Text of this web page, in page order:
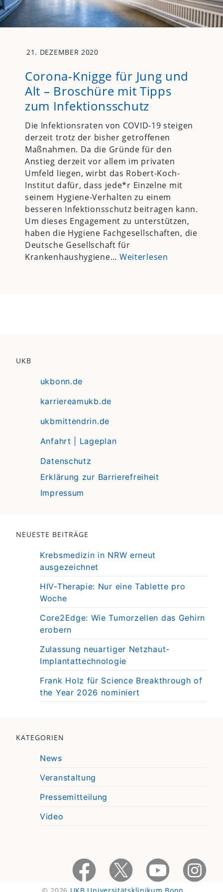
21. DEZEMBER 2020
Corona-Knigge für Jung und
Alt – Broschüre mit Tipps
zum Infektionsschutz
Die Infektionsraten von COVID-19 steigen
derzeit trotz der bisher getroffenen
Maßnahmen. Da die Gründe für den
Anstieg derzeit vor allem im privaten
Umfeld liegen, wirbt das Robert-Koch-
Institut dafür, dass jede*r Einzelne mit
seinem Hygiene-Verhalten zu einem
besseren Infektionsschutz beitragen kann.
Um dieses Engagement zu unterstützen,
haben die Hygiene Fachgesellschaften, die
Deutsche Gesellschaft für
Krankenhaushygiene… Weiterlesen
UKB
ukbonn.de
karriereamukb.de
ukbmittendrin.de
Anfahrt | Lageplan
Datenschutz
Erklärung zur Barrierefreiheit
Impressum
NEUESTE BEITRÄGE
Krebsmedizin in NRW erneut
ausgezeichnet
HIV-Therapie: Nur eine Tablette pro
Woche
Core2Edge: Wie Tumorzellen das Gehirn
erobern
Zulassung neuartiger Netzhaut-
Implantattechnologie
Frank Holz für Science Breakthrough of
the Year 2026 nominiert
KATEGORIEN
News
Veranstaltung
Pressemitteilung
Video
© 2026 UKB Universitätsklinikum Bonn